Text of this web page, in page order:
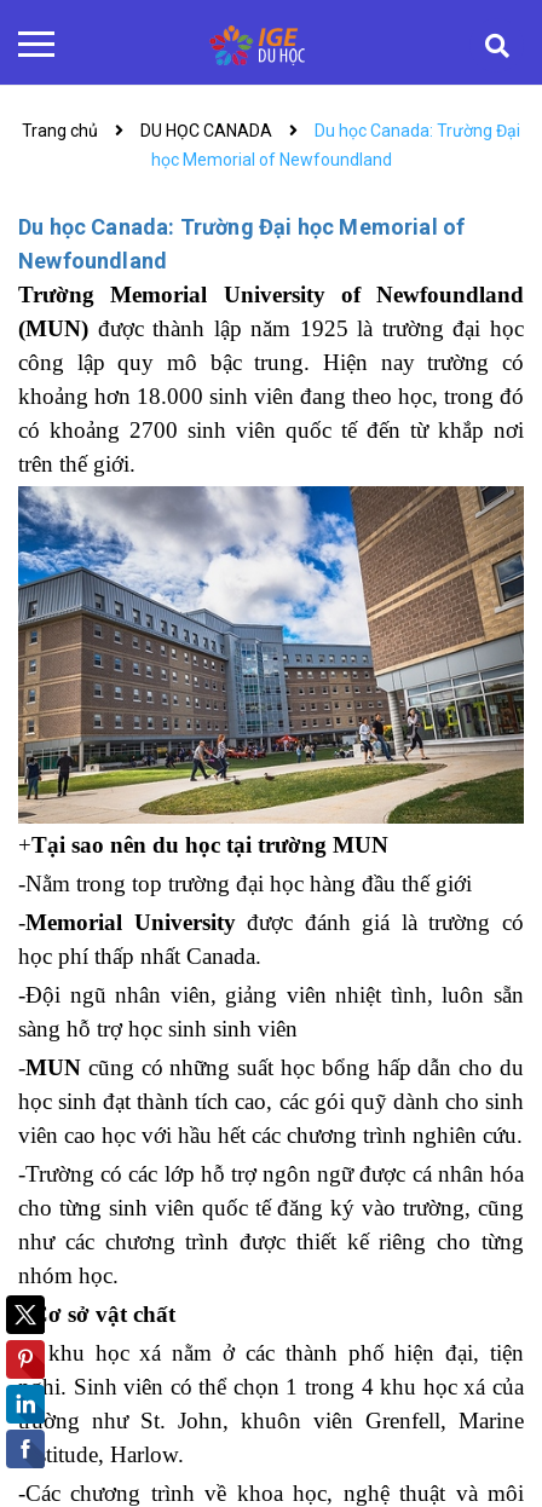
Trang chủ DU HỌC CANADA
Du học Canada: Trường Đại
học Memorial of Newfoundland
Du học Canada: Trường Đại học Memorial of
Newfoundland
Trường Memorial University of Newfoundland
(MUN) được thành lập năm 1925 là trường đại học
công lập quy mô bậc trung. Hiện nay trường có
khoảng hơn 18.000 sinh viên đang theo học, trong đó
có khoảng 2700 sinh viên quốc tế đến từ khắp nơi
trên thế giới.
+Tại sao nên du học tại trường MUN
-Nằm trong top trường đại học hàng đầu thế giới
-Memorial Universityđược đánh giá là trường có
học phí thấp nhất Canada.
-Đội ngũ nhân viên, giảng viên nhiệt tình, luôn sẵn
sàng hỗ trợ học sinh sinh viên
-MUN cũng có những suất học bổng hấp dẫn cho du
học sinh đạt thành tích cao, các gói quỹ dành cho sinh
viên cao học với hầu hết các chương trình nghiên cứu.
-Trường có các lớp hỗ trợ ngôn ngữ được cá nhân hóa
cho từng sinh viên quốc tế đăng ký vào trường, cũng
như các chương trình được thiết kế riêng cho từng
nhóm học.
+Cơ sở vật chất
-4 khu học xá nằm ở các thành phố hiện đại, tiện
nghi. Sinh viên có thể chọn 1 trong 4 khu học xá của
trường như St. John, khuôn viên Grenfell, Marine
Institude, Harlow.
-Các chương trình về khoa học, nghệ thuật và môi